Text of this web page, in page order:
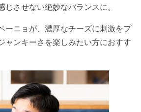
じさせない絶妙なバランスに。
ーニョが、濃厚なチーズに刺激をプ
ンキーさを楽しみたい方におすす